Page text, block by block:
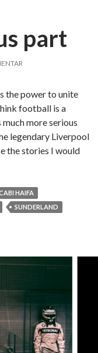
part
the power to unite
football is a
much more serious
legendary Liverpool
the stories I would
HAIFA
SUNDERLAND